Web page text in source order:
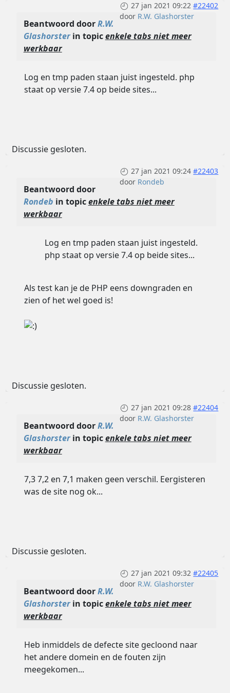
27 jan 2021 09:22 #22402
door R.W. Glashorster
Beantwoord doorR.W.
Glashorsterin topicenkele tabs niet meer
werkbaar
Log en tmp paden staan juist ingesteld. php
staat op versie 7.4 op beide sites...
Discussie gesloten.
27 jan 2021 09:24 #22403
door Rondeb
Beantwoord door
Rondeb in topicenkele tabs niet meer
werkbaar
Log en tmp paden staan juist ingesteld.
php staat op versie 7.4 op beide sites...
Als test kan je de PHP eens downgraden en
zien of het wel goed is!
Discussie gesloten.
27 jan 2021 09:28 #22404
door R.W. Glashorster
Beantwoord doorR.W.
Glashorsterin topicenkele tabs niet meer
werkbaar
7,3 7,2 en 7,1 maken geen verschil. Eergisteren
was de site nog ok...
Discussie gesloten.
27 jan 2021 09:32 #22405
door R.W. Glashorster
Beantwoord doorR.W.
Glashorsterin topicenkele tabs niet meer
werkbaar
Heb inmiddels de defecte site gecloond naar
het andere domein en de fouten zijn
meegekomen...